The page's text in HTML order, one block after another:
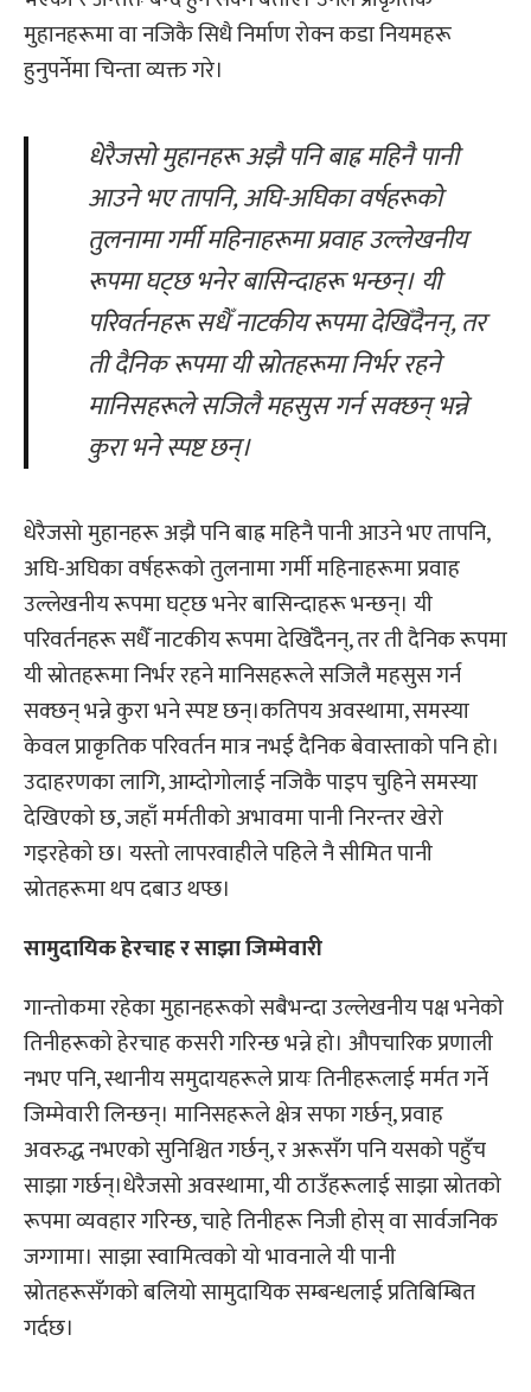
मुहानहरूमा वा नजिकै सिधै निर्माण रोक्न कडा नियमहरू
हुनुपर्नेमा चिन्ता व्यक्त गरे।
धेरैजसो मुहानहरू अझै पनिबाह्र महिनै पानी
आउनेभए तापनि,अघि-अघिकावर्षहरूको
तुलनामा गर्मी महिनाहरूमा प्रवाह उल्लेखनीय
रूपमा घट्छभनेरबासिन्दाहरू भन्छन्। यी
परिवर्तनहरू सधैँ नाटकीय रूपमा देखिँदैनन्,तर
ती दैनिक रूपमा यी स्रोतहरूमा निर्भर रहने
मानिसहरूले सजिलै महसुस गर्न सक्छन् भन्ने
कुरा भने स्पष्ट छन्।
धेरैजसो मुहानहरू अझै पनि बाह्र महिनै पानी आउने भए तापनि,
अघि-अघिका वर्षहरूको तुलनामा गर्मी महिनाहरूमा प्रवाह
उल्लेखनीय रूपमा घट्छ भनेर बासिन्दाहरू भन्छन्। यी
परिवर्तनहरू सधैँ नाटकीय रूपमा देखिँदैनन्, तर ती दैनिक रूपमा
यी स्रोतहरूमा निर्भर रहने मानिसहरूले सजिलै महसुस गर्न
सक्छन् भन्ने कुरा भने स्पष्ट छन्।कतिपय अवस्थामा, समस्या
केवल प्राकृतिक परिवर्तन मात्र नभई दैनिक बेवास्ताको पनि हो।
उदाहरणका लागि, आम्दोगोलाई नजिकै पाइप चुहिने समस्या
देखिएको छ, जहाँ मर्मतीको अभावमा पानी निरन्तर खेरो
गइरहेको छ। यस्तो लापरवाहीले पहिले नै सीमित पानी
स्रोतहरूमा थप दबाउ थप्छ।
सामुदायिक हेरचाह र साझा जिम्मेवारी
गान्तोकमा रहेका मुहानहरूको सबैभन्दा उल्लेखनीय पक्ष भनेको
तिनीहरूको हेरचाह कसरी गरिन्छ भन्ने हो। औपचारिक प्रणाली
नभए पनि, स्थानीय समुदायहरूले प्रायः तिनीहरूलाई मर्मत गर्ने
जिम्मेवारी लिन्छन्। मानिसहरूले क्षेत्र सफा गर्छन्, प्रवाह
अवरुद्ध नभएको सुनिश्चित गर्छन्, र अरूसँग पनि यसको पहुँच
साझा गर्छन्।धेरैजसो अवस्थामा, यी ठाउँहरूलाई साझा स्रोतको
रूपमा व्यवहार गरिन्छ, चाहे तिनीहरू निजी होस् वा सार्वजनिक
जग्गामा। साझा स्वामित्वको यो भावनाले यी पानी
स्रोतहरूसँगको बलियो सामुदायिक सम्बन्धलाई प्रतिबिम्बित
गर्दछ।